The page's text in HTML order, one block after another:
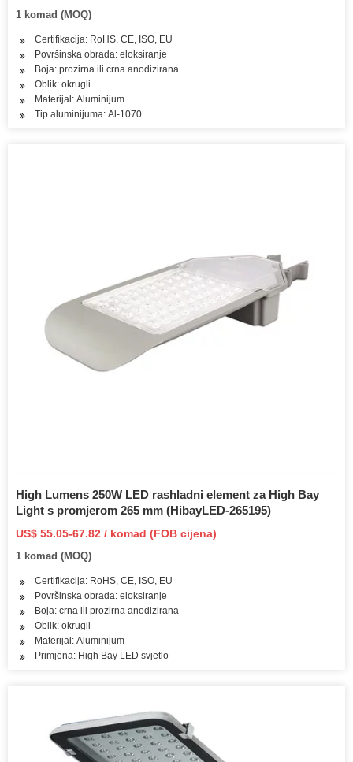
1 komad (MOQ)
Certifikacija: RoHS, CE, ISO, EU
Površinska obrada: eloksiranje
Boja: prozirna ili crna anodizirana
Oblik: okrugli
Materijal: Aluminijum
Tip aluminijuma: Al-1070
High Lumens 250W LED rashladni element za High Bay
Light s promjerom 265 mm (HibayLED-265195)
US$ 55.05-67.82 / komad (FOB cijena)
1 komad (MOQ)
Certifikacija: RoHS, CE, ISO, EU
Površinska obrada: eloksiranje
Boja: crna ili prozirna anodizirana
Oblik: okrugli
Materijal: Aluminijum
Primjena: High Bay LED svjetlo